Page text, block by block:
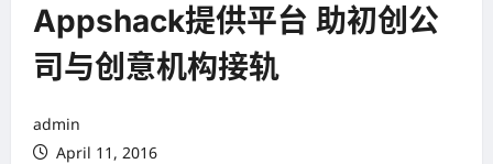
Appshack提供平台 助初创公
司与创意机构接轨
admin
April 11, 2016